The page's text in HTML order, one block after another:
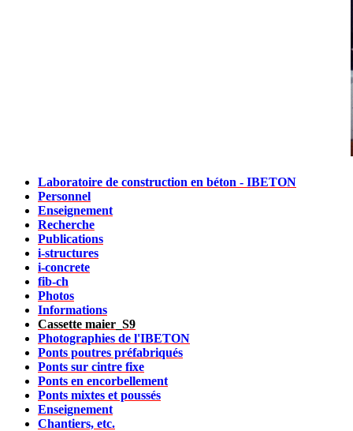
Laboratoire de construction en béton - IBETON
Personnel
Enseignement
Recherche
Publications
i-structures
i-concrete
fib-ch
Photos
Informations
Cassette maier_S9
Photographies de l'IBETON
Ponts poutres préfabriqués
Ponts sur cintre fixe
Ponts en encorbellement
Ponts mixtes et poussés
Enseignement
Chantiers, etc.